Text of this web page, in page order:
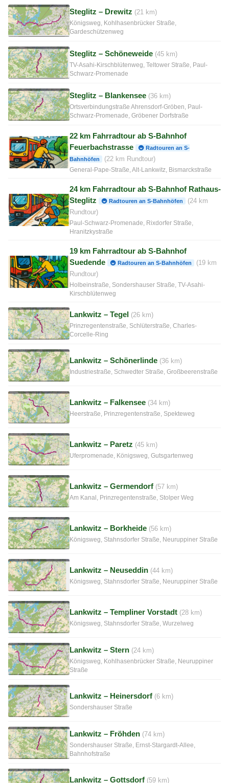
Steglitz – Drewitz (21 km)
Königsweg, Kohlhasenbrücker Straße,
Gardeschützenweg
Steglitz – Schöneweide (45 km)
TV-Asahi-Kirschblütenweg, Teltower Straße, Paul-
Schwarz-Promenade
Steglitz – Blankensee (36 km)
Ortsverbindungstraße Ahrensdorf-Gröben, Paul-
Schwarz-Promenade, Gröbener Dorfstraße
22 km Fahrradtour ab S-Bahnhof
Feuerbachstrasse
🚇 Radtouren an S-
Bahnhöfen
(22 km Rundtour)
General-Pape-Straße, Alt-Lankwitz, Bismarckstraße
24 km Fahrradtour ab S-Bahnhof Rathaus-
Steglitz
🚇 Radtouren an S-Bahnhöfen
(24 km
Rundtour)
Paul-Schwarz-Promenade, Rixdorfer Straße,
Hranitzkystraße
19 km Fahrradtour ab S-Bahnhof
Suedende
🚇 Radtouren an S-Bahnhöfen
(19 km
Rundtour)
Holbeinstraße, Sondershauser Straße, TV-Asahi-
Kirschblütenweg
Lankwitz – Tegel (26 km)
Prinzregentenstraße, Schlüterstraße, Charles-
Corcelle-Ring
Lankwitz – Schönerlinde (36 km)
Industriestraße, Schwedter Straße, Großbeerenstraße
Lankwitz – Falkensee (34 km)
Heerstraße, Prinzregentenstraße, Spekteweg
Lankwitz – Paretz (45 km)
Uferpromenade, Königsweg, Gutsgartenweg
Lankwitz – Germendorf (57 km)
Am Kanal, Prinzregentenstraße, Stolper Weg
Lankwitz – Borkheide (56 km)
Königsweg, Stahnsdorfer Straße, Neuruppiner Straße
Lankwitz – Neuseddin (44 km)
Königsweg, Stahnsdorfer Straße, Neuruppiner Straße
Lankwitz – Templiner Vorstadt (28 km)
Königsweg, Stahnsdorfer Straße, Wurzelweg
Lankwitz – Stern (24 km)
Königsweg, Kohlhasenbrücker Straße, Neuruppiner
Straße
Lankwitz – Heinersdorf (6 km)
Sondershauser Straße
Lankwitz – Fröhden (74 km)
Sondershauser Straße, Ernst-Stargardt-Allee,
Bahnhofstraße
Lankwitz – Gottsdorf (59 km)